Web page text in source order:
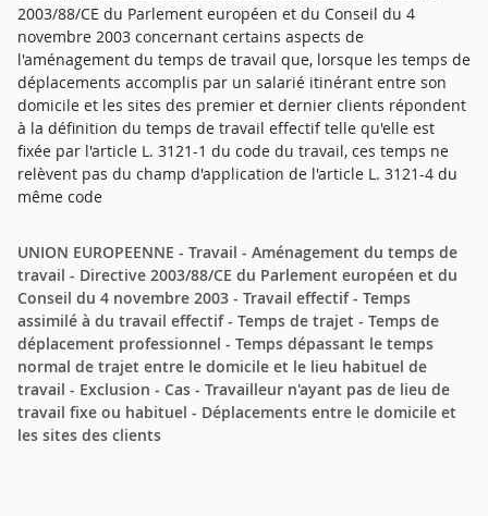
2003/88/CE du Parlement européen et du Conseil du 4
novembre 2003 concernant certains aspects de
l'aménagement du temps de travail que, lorsque les temps de
déplacements accomplis par un salarié itinérant entre son
domicile et les sites des premier et dernier clients répondent
à la définition du temps de travail effectif telle qu'elle est
fixée par l'article L. 3121-1 du code du travail, ces temps ne
relèvent pas du champ d'application de l'article L. 3121-4 du
même code
UNION EUROPEENNE - Travail - Aménagement du temps de
travail - Directive 2003/88/CE du Parlement européen et du
Conseil du 4 novembre 2003 - Travail effectif - Temps
assimilé à du travail effectif - Temps de trajet - Temps de
déplacement professionnel - Temps dépassant le temps
normal de trajet entre le domicile et le lieu habituel de
travail - Exclusion - Cas - Travailleur n'ayant pas de lieu de
travail fixe ou habituel - Déplacements entre le domicile et
les sites des clients